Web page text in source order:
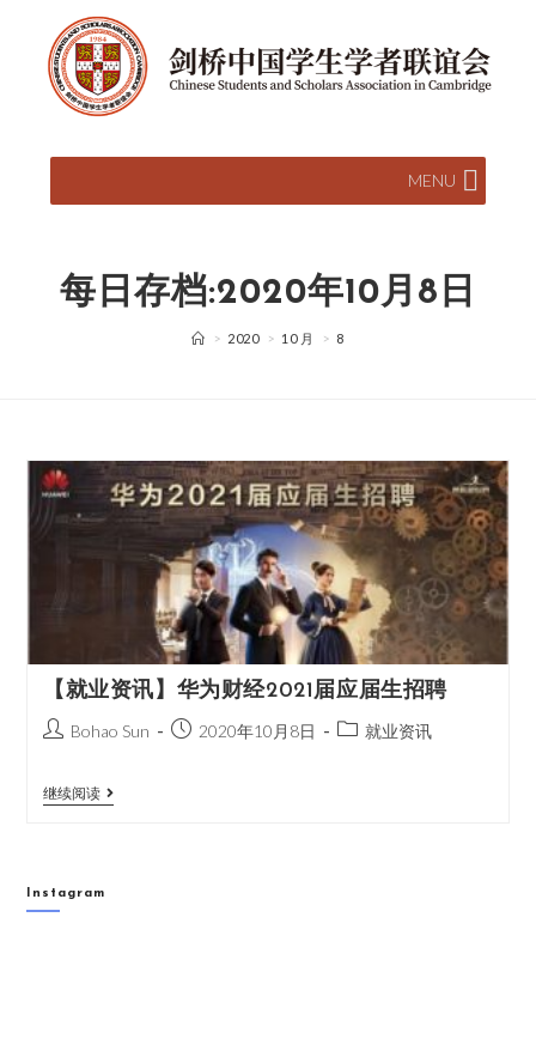
MENU
每日存档:2020年10月8日
> 2020 > 10 月 > 8
【就业资讯】华为财经2021届应届生招聘
Bohao Sun 2020年10月8日 就业资讯
继续阅读
Instagram